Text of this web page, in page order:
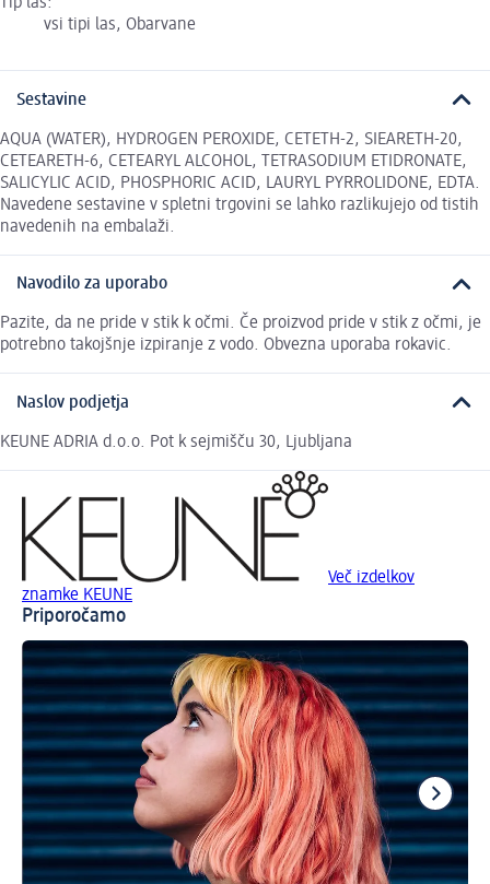
Tip las:
vsi tipi las, Obarvane
Sestavine
AQUA (WATER), HYDROGEN PEROXIDE, CETETH-2, SIEARETH-20,
CETEARETH-6, CETEARYL ALCOHOL, TETRASODIUM ETIDRONATE,
SALICYLIC ACID, PHOSPHORIC ACID, LAURYL PYRROLIDONE, EDTA.
Navedene sestavine v spletni trgovini se lahko razlikujejo od tistih
navedenih na embalaži.
Navodilo za uporabo
Pazite, da ne pride v stik k očmi. Če proizvod pride v stik z očmi, je
potrebno takojšnje izpiranje z vodo. Obvezna uporaba rokavic.
Naslov podjetja
KEUNE ADRIA d.o.o. Pot k sejmišču 30, Ljubljana
Več izdelkov
znamke KEUNE
Priporočamo